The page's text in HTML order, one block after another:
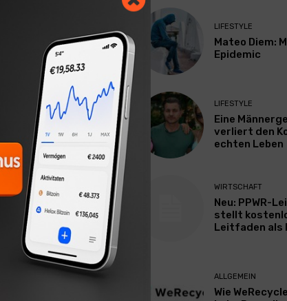
zum Thema
Öschelbronn.
LIFESTYLE
Mateo Diem:
Epidemic
LIFESTYLE
Eine
verliert den
echten Leben
WIRTSCHAFT
Neu: PPWR-
stellt
Leitfaden als
ALLGEMEIN
Wie